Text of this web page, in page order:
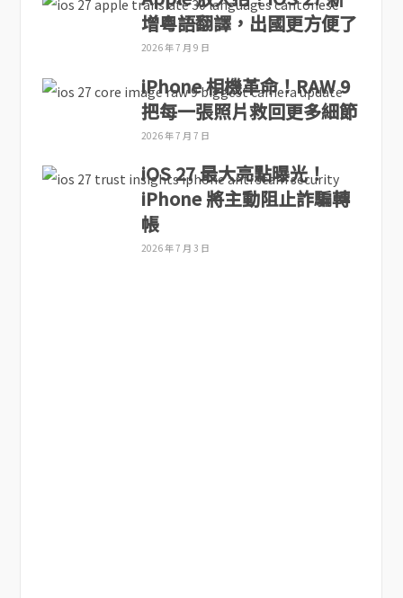
增粵語翻譯，出國更方便了
2026 年 7 月 9 日
iPhone 相機革命！RAW 9
把每一張照片救回更多細節
2026 年 7 月 7 日
iOS 27 最大亮點曝光！
iPhone 將主動阻止詐騙轉
帳
2026 年 7 月 3 日